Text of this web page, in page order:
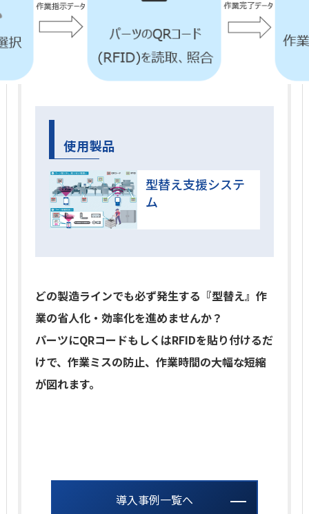
使用製品
型替え支援システ
ム
どの製造ラインでも必ず発生する『型替え』作
業の省人化・効率化を進めませんか？
パーツにQRコードもしくはRFIDを貼り付けるだ
けで、作業ミスの防止、作業時間の大幅な短縮
が図れます。
導入事例一覧へ